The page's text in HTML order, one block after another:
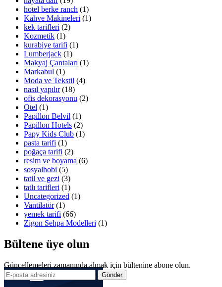
hotel berke ranch (1)
Kahve Makineleri (1)
kek tarifleri (2)
Kozmetik (1)
kurabiye tarifi (1)
Lumberjack (1)
Makyaj Çantaları (1)
Markabul (1)
Moda ve Tekstil (4)
nasıl yapılır(18)
ofis dekorasyonu (2)
Otel (1)
Papillon Belvil (1)
Papillon Hotels (2)
Papy Kids Club (1)
pasta tarifi (1)
poğaça tarifi (2)
resim ve boyama (6)
sosyalhobi (5)
tatil ve gezi (3)
tatlı tarifleri (1)
Uncategorized (1)
Vantilatör(1)
yemek tarifi (66)
Zigon Sehpa Modelleri (1)
Bültene üye olun
Güncellemeleri zamanında almak için bültenine abone olun.